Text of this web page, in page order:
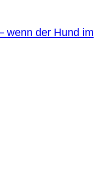
wenn der Hund im